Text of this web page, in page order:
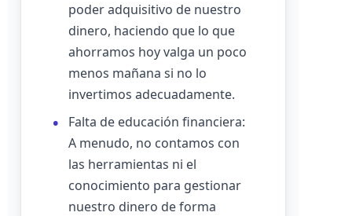
poder adquisitivo de nuestro
dinero, haciendo que lo que
ahorramos hoy valga un poco
menos mañana si no lo
invertimos adecuadamente.
Falta de educación financiera:
A menudo, no contamos con
las herramientas ni el
conocimiento para gestionar
nuestro dinero de forma